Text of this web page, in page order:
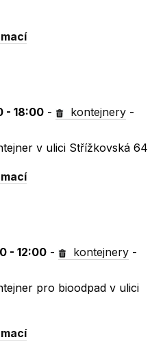
- 18:00 - kontejnery -
v ulici Střížkovská 64
- 12:00 - kontejnery -
pro bioodpad v ulici